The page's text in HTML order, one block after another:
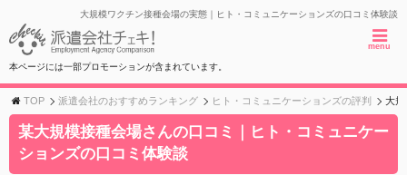
大規模ワクチン接種会場の実態｜ヒト・コミュニケーションズの口コミ体験談
menu
本ページには一部プロモーションが含まれています。
TOP 派遣会社のおすすめランキング ヒト・コミュニケーションズの評判 大規
某大規模接種会場さんの口コミ｜ヒト・コミュニケー
ションズの口コミ体験談